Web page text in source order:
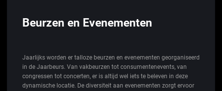
Beurzen en Evenementen
Jaarlijks worden er talloze beurzen en evenementen georganiseerd
in de Jaarbeurs. Van vakbeurzen tot consumentenevents, van
congressen tot concerten, er is altijd wel iets te beleven in deze
dynamische locatie. De diversiteit aan evenementen zorgt ervoor